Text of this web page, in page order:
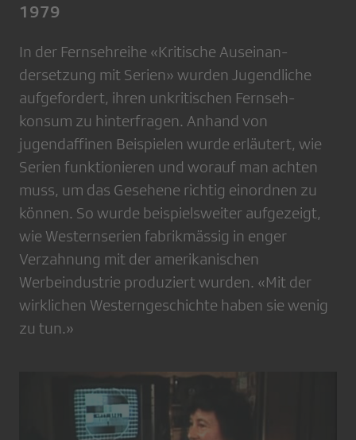
1979
In der Fernsehreihe «Kritische Auseinan­
dersetzung mit Serien» wurden Jugendliche
aufgefordert, ihren unkritischen Fernseh­
konsum zu hinterfragen. Anhand von
jugendaffinen Beispie­len wurde erläutert, wie
Serien funktionieren und worauf man achten
muss, um das Gesehene richtig einordnen zu
können. So wurde beispielsweiter aufge­zeigt,
wie Westernse­rien fabrikmässig in enger
Verzahnung mit der amerikanischen
Werbeindustrie produ­ziert wurden. «Mit der
wirklichen Westernge­schichte haben sie wenig
zu tun.»